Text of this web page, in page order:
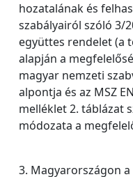
hozatalának és
szabályairól szóló 3/
együttes rendelet (a
alapján a
magyar nemzeti
alpontja és az MSZ
melléklet 2. táblázat
módozata a
3. Magyarországon